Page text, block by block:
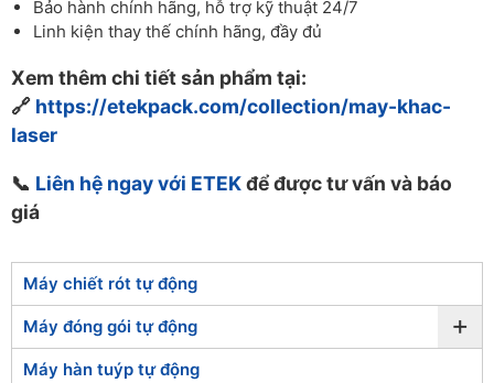
Bảo hành chính hãng, hỗ trợ kỹ thuật 24/7
Linh kiện thay thế chính hãng, đầy đủ
Xem thêm chi tiết sản phẩm tại:
🔗 https://etekpack.com/collection/may-khac-
laser
📞 Liên hệ ngay với ETEKđể được tư vấn và báo
giá
Máy chiết rót tự động
Máy đóng gói tự động +
Máy hàn tuýp tự động